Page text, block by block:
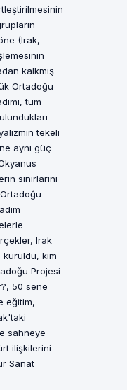
(Irak,
kalkmış
Ortadoğu
tüm
tekeli
aynı güç
sınırlarını
Irak
kuruldu, kim
Projesi
50 sene
eğitim,
sahneye
ilişkilerini
Sanat